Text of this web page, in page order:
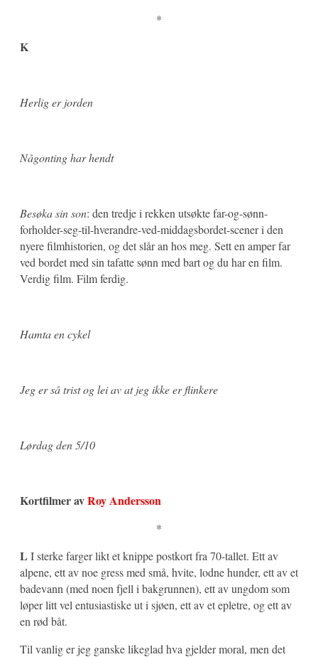
*
K
Herlig er jorden
Någonting har hendt
Besøka sin son: den tredje i rekken utsøkte far-og-sønn-
forholder-seg-til-hverandre-ved-middagsbordet-scener i den
nyere filmhistorien, og det slår an hos meg. Sett en amper far
ved bordet med sin tafatte sønn med bart og du har en film.
Verdig film. Film ferdig.
Hamta en cykel
Jeg er så trist og lei av at jeg ikke er flinkere
Lørdag den 5/10
Kortfilmer avRoy Andersson
*
L I sterke farger likt et knippe postkort fra 70-tallet. Ett av
alpene, ett av noe gress med små, hvite, lodne hunder, ett av et
badevann (med noen fjell i bakgrunnen), ett av ungdom som
løper litt vel entusiastiske ut i sjøen, ett av et epletre, og ett av
en rød båt.
Til vanlig er jeg ganske likeglad hva gjelder moral, men det